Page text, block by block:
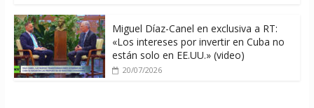
Miguel Díaz-Canel en exclusiva a RT:
«Los intereses por invertir en Cuba no
están solo en EE.UU.» (video)
20/07/2026